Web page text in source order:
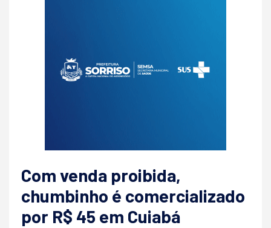
Com venda proibida,
chumbinho é comercializado
por R$ 45 em Cuiabá